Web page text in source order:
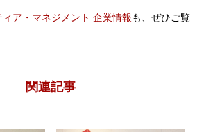
ィア・マネジメント 企業情報も、ぜひご覧
関連記事